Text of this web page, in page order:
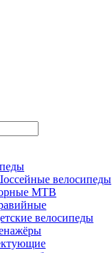
велосипеды
МTB
велосипеды